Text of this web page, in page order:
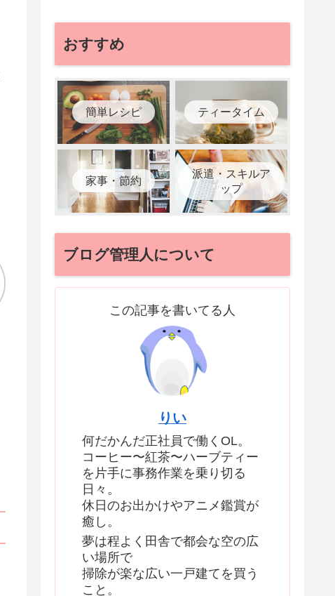
おすすめ
簡単レシピ ティータイム
家事・節約
派遣・スキルア
ップ
ブログ管理人について
この記事を書いてる人
りい
何だかんだ正社員で働くOL。
コーヒー〜紅茶〜ハーブティー
を片手に事務作業を乗り切る
日々。
休日のお出かけやアニメ鑑賞が
癒し。
夢は程よく田舎で都会な空の広
い場所で
掃除が楽な広い一戸建てを買う
こと。